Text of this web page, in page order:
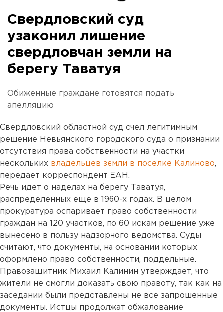
Свердловский суд
узаконил лишение
свердловчан земли на
берегу Таватуя
Обиженные граждане готовятся подать
апелляцию
Свердловский областной суд счел легитимным
решение Невьянского городского суда о признании
отсутствия права собственности на участки
нескольких владельцев земли в поселке Калиново,
передает корреспондент ЕАН.
Речь идет о наделах на берегу Таватуя,
распределенных еще в 1960-х годах. В целом
прокуратура оспаривает право собственности
граждан на 120 участков, по 60 искам решение уже
вынесено в пользу надзорного ведомства. Суды
считают, что документы, на основании которых
оформлено право собственности, поддельные.
Правозащитник Михаил Калинин утверждает, что
жители не смогли доказать свою правоту, так как на
заседании были представлены не все запрошенные
документы. Истцы продолжат обжалование